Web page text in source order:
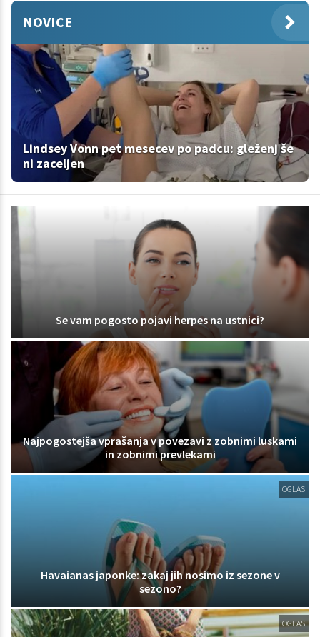
NOVICE
Lindsey Vonn pet mesecev po padcu: gleženj še
ni zaceljen
Se vam pogosto pojavi herpes na ustnici?
Najpogostejša vprašanja v povezavi z zobnimi luskami
in zobnimi prevlekami
OGLAS
Havaianas japonke: zakaj jih nosimo iz sezone v
sezono?
OGLAS